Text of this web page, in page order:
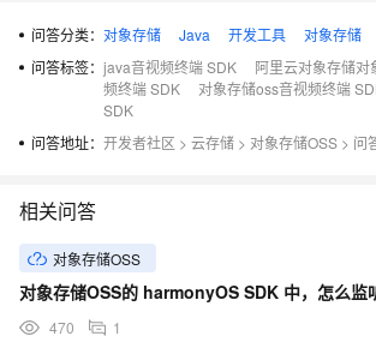
问答分类： 对象存储 Java 开发工具
对象存储
问答标签： java音视频终端 SDK 阿里云对象存储对
频终端 SDK
对象存储oss音视频终端
SDK
问答地址： 开发者社区 > 云存储 > 对象存储OSS > 问
相关问答
对象存储OSS
对象存储OSS的 harmonyOS SDK 中，怎么监
470 1